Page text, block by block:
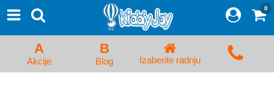
Proizvodi
Početna Prijava/Registracija
Kolica za bebe i dečija kolica
0
A
Akcije
B
Blog Izaberite radnju